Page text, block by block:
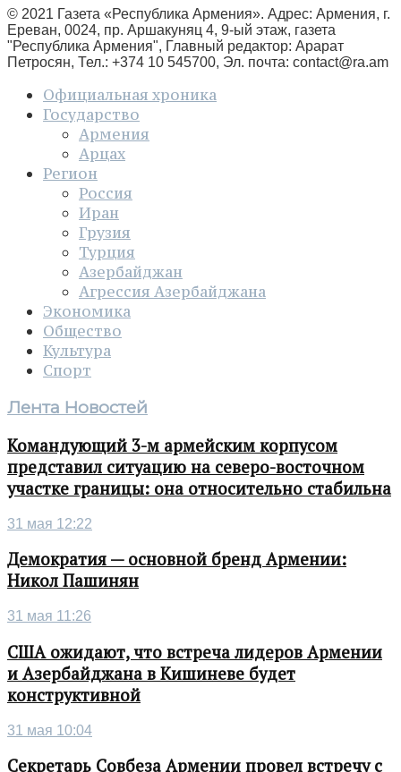
© 2021 Газета «Республика Армения». Адрес: Армения, г.
Ереван, 0024, пр. Аршакуняц 4, 9-ый этаж, газета
"Республика Армения", Главный редактор: Арарат
Петросян, Тел.: +374 10 545700, Эл. почта: contact@ra.am
Официальная хроника
Государство
Армения
Арцах
Регион
Россия
Иран
Грузия
Турция
Азербайджан
Агрессия Азербайджана
Экономика
Общество
Культура
Спорт
Лента Новостей
Командующий 3-м армейским корпусом
представил ситуацию на северо-восточном
участке границы: она относительно стабильна
31 мая 12:22
Демократия — основной бренд Армении:
Никол Пашинян
31 мая 11:26
США ожидают, что встреча лидеров Армении
и Азербайджана в Кишиневе будет
конструктивной
31 мая 10:04
Секретарь Совбеза Армении провел встречу с